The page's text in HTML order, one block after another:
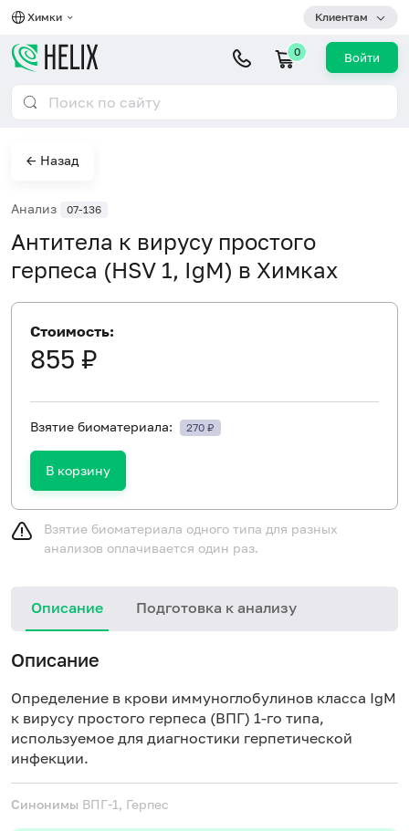
Химки Клиентам
0 Войти
← Назад
Анализ 07-136
Антитела к вирусу простого
герпеса (HSV 1, IgM) в Химках
Стоимость:
855 ₽
Взятие биоматериала: 270 ₽
В корзину
Взятие биоматериала одного типа для разных
анализов оплачивается один раз.
Описание Подготовка к анализу
Описание
Определение в крови иммуноглобулинов класса IgM
к вирусу простого герпеса (ВПГ) 1-го типа,
используемое для диагностики герпетической
инфекции.
Синонимы ВПГ-1, Герпес